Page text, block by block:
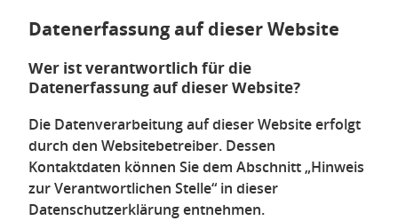
Datenerfassung auf dieser Website
Wer ist verantwortlich für die
Datenerfassung auf dieser Website?
Die Datenverarbeitung auf dieser Website erfolgt
durch den Websitebetreiber. Dessen
Kontaktdaten können Sie dem Abschnitt „Hinweis
zur Verantwortlichen Stelle“ in dieser
Datenschutzerklärung entnehmen.